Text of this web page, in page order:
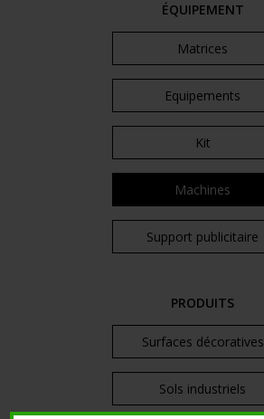
ÉQUIPEMENT
Matrices
Equipements
Kit
Machines
Support publicitaire
PRODUITS
Surfaces décoratives
Sols industriels